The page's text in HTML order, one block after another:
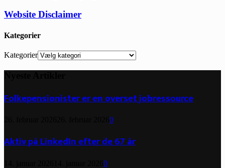
Website Disclaimer
Kategorier
Kategorier
Folkepensionister er en overset jobressource
0
Aktiv på LinkedIn efter de 67 år
0